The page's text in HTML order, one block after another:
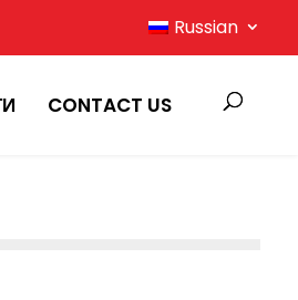
Russian
CONTACT US